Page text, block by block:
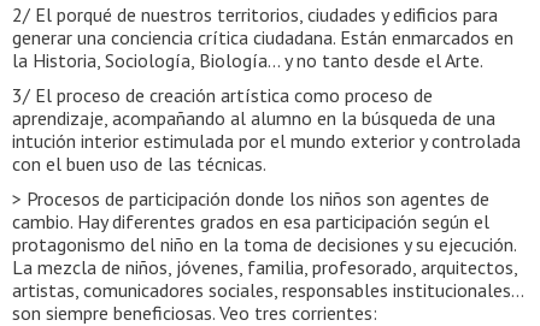
2/ El porqué de nuestros territorios, ciudades y edificios para
generar una conciencia crítica ciudadana. Están enmarcados en
la Historia, Sociología, Biología… y no tanto desde el Arte.
3/ El proceso de creación artística como proceso de
aprendizaje, acompañando al alumno en la búsqueda de una
intución interior estimulada por el mundo exterior y controlada
con el buen uso de las técnicas.
> Procesos de participación donde los niños son agentes de
cambio. Hay diferentes grados en esa participación según el
protagonismo del niño en la toma de decisiones y su ejecución.
La mezcla de niños, jóvenes, familia, profesorado, arquitectos,
artistas, comunicadores sociales, responsables institucionales…
son siempre beneficiosas. Veo tres corrientes: